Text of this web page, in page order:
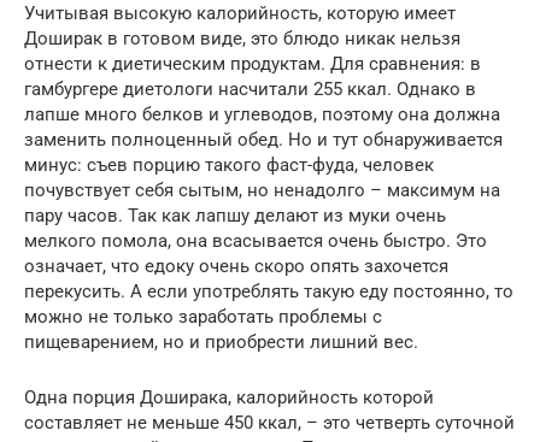
Учитывая высокую калорийность, которую имеет
Доширак в готовом виде, это блюдо никак нельзя
отнести к диетическим продуктам. Для сравнения: в
гамбургере диетологи насчитали 255 ккал. Однако в
лапше много белков и углеводов, поэтому она должна
заменить полноценный обед. Но и тут обнаруживается
минус: съев порцию такого фаст-фуда, человек
почувствует себя сытым, но ненадолго – максимум на
пару часов. Так как лапшу делают из муки очень
мелкого помола, она всасывается очень быстро. Это
означает, что едоку очень скоро опять захочется
перекусить. А если употреблять такую еду постоянно, то
можно не только заработать проблемы с
пищеварением, но и приобрести лишний вес.
Одна порция Доширака, калорийность которой
составляет не меньше 450 ккал, – это четверть суточной